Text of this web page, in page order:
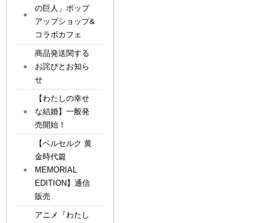
の巨人」ポップ
アップショップ&
コラボカフェ
商品発送関する
お詫びとお知ら
せ
【わたしの幸せ
な結婚】一般発
売開始！
【ベルセルク 黄
金時代篇
MEMORIAL
EDITION】通信
販売
アニメ『わたし